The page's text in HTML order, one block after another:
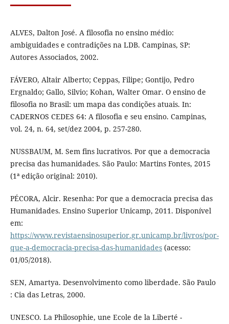
ALVES, Dalton José. A filosofia no ensino médio:
ambiguidades e contradições na LDB. Campinas, SP:
Autores Associados, 2002.
FÁVERO, Altair Alberto; Ceppas, Filipe; Gontijo, Pedro
Ergnaldo; Gallo, Silvio; Kohan, Walter Omar. O ensino de
filosofia no Brasil: um mapa das condições atuais. In:
CADERNOS CEDES 64: A filosofia e seu ensino. Campinas,
vol. 24, n. 64, set/dez 2004, p. 257-280.
NUSSBAUM, M. Sem fins lucrativos. Por que a democracia
precisa das humanidades. São Paulo: Martins Fontes, 2015
(1ª edição original: 2010).
PÉCORA, Alcir. Resenha: Por que a democracia precisa das
Humanidades. Ensino Superior Unicamp, 2011. Disponível
em:
https://www.revistaensinosuperior.gr.unicamp.br/livros/por-
que-a-democracia-precisa-das-humanidades(acesso:
01/05/2018).
SEN, Amartya. Desenvolvimento como liberdade. São Paulo
: Cia das Letras, 2000.
UNESCO. La Philosophie, une Ecole de la Liberté -